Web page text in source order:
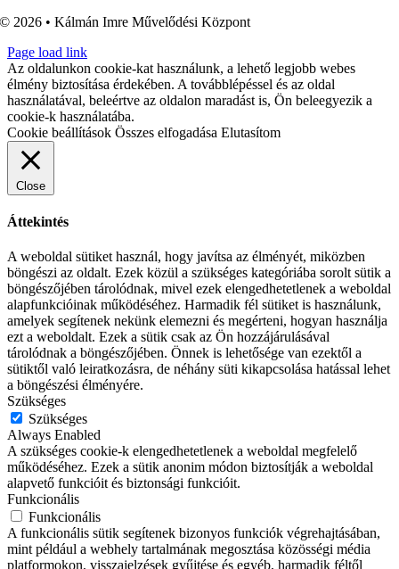
© 2026 • Kálmán Imre Művelődési Központ
Page load link
Az oldalunkon cookie-kat használunk, a lehető legjobb webes
élmény biztosítása érdekében. A továbblépéssel és az oldal
használatával, beleértve az oldalon maradást is, Ön beleegyezik a
cookie-k használatába.
Cookie beállítások Összes elfogadása Elutasítom
Close
Áttekintés
A weboldal sütiket használ, hogy javítsa az élményét, miközben
böngészi az oldalt. Ezek közül a szükséges kategóriába sorolt sütik a
böngészőjében tárolódnak, mivel ezek elengedhetetlenek a weboldal
alapfunkcióinak működéséhez. Harmadik fél sütiket is használunk,
amelyek segítenek nekünk elemezni és megérteni, hogyan használja
ezt a weboldalt. Ezek a sütik csak az Ön hozzájárulásával
tárolódnak a böngészőjében. Önnek is lehetősége van ezektől a
sütiktől való leiratkozásra, de néhány süti kikapcsolása hatással lehet
a böngészési élményére.
Szükséges
Szükséges
Always Enabled
A szükséges cookie-k elengedhetetlenek a weboldal megfelelő
működéséhez. Ezek a sütik anonim módon biztosítják a weboldal
alapvető funkcióit és biztonsági funkcióit.
Funkcionális
Funkcionális
A funkcionális sütik segítenek bizonyos funkciók végrehajtásában,
mint például a webhely tartalmának megosztása közösségi média
platformokon, visszajelzések gyűjtése és egyéb, harmadik féltől